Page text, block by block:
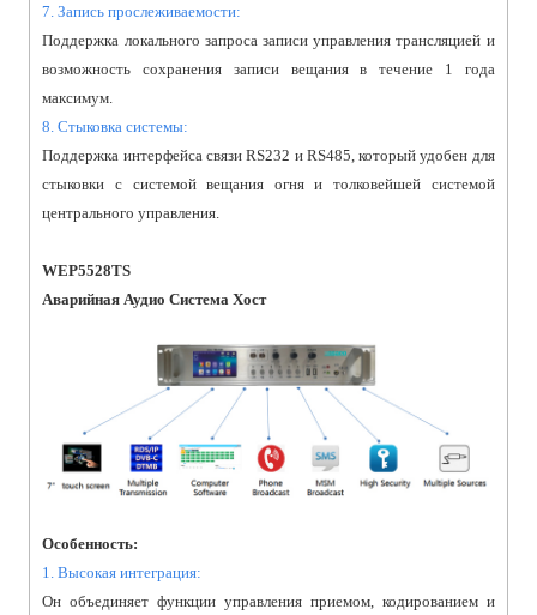
7. Запись прослеживаемости:
Поддержка локального запроса записи управления трансляцией и
возможность сохранения записи вещания в течение 1 года
максимум.
8. Стыковка системы:
Поддержка интерфейса связи RS232 и RS485, который удобен для
стыковки с системой вещания огня и толковейшей системой
центрального управления.
WEP5528TS
Аварийная Аудио Система Хост
Особенность:
1. Высокая интеграция:
Он объединяет функции управления приемом, кодированием и